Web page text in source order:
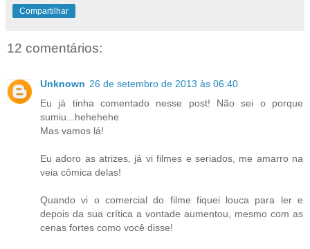
Compartilhar
12 comentários:
Unknown 26 de setembro de 2013 às 06:40
Eu já tinha comentado nesse post! Não sei o porque
sumiu...hehehehe
Mas vamos lá!
Eu adoro as atrizes, já vi filmes e seriados, me amarro na
veia cômica delas!
Quando vi o comercial do filme fiquei louca para ler e
depois da sua crítica a vontade aumentou, mesmo com as
cenas fortes como você disse!